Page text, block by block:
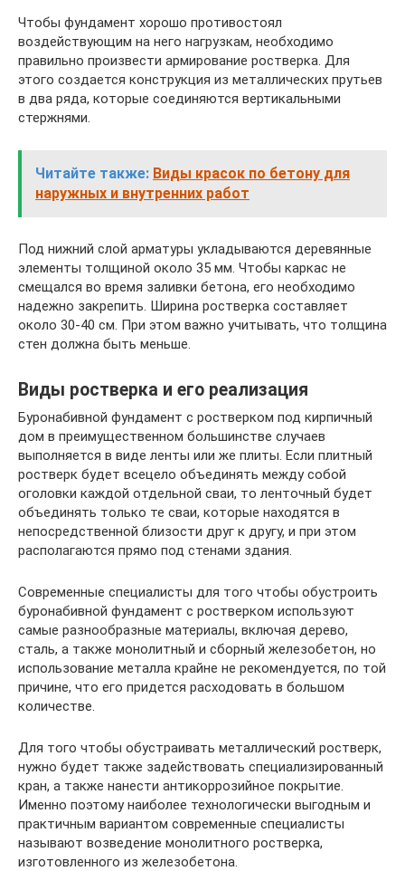
Чтобы фундамент хорошо противостоял
воздействующим на него нагрузкам, необходимо
правильно произвести армирование ростверка. Для
этого создается конструкция из металлических прутьев
в два ряда, которые соединяются вертикальными
стержнями.
Читайте также: Виды красок по бетону для
наружных и внутренних работ
Под нижний слой арматуры укладываются деревянные
элементы толщиной около 35 мм. Чтобы каркас не
смещался во время заливки бетона, его необходимо
надежно закрепить. Ширина ростверка составляет
около 30-40 см. При этом важно учитывать, что толщина
стен должна быть меньше.
Виды ростверка и его реализация
Буронабивной фундамент с ростверком под кирпичный
дом в преимущественном большинстве случаев
выполняется в виде ленты или же плиты. Если плитный
ростверк будет всецело объединять между собой
оголовки каждой отдельной сваи, то ленточный будет
объединять только те сваи, которые находятся в
непосредственной близости друг к другу, и при этом
располагаются прямо под стенами здания.
Современные специалисты для того чтобы обустроить
буронабивной фундамент с ростверком используют
самые разнообразные материалы, включая дерево,
сталь, а также монолитный и сборный железобетон, но
использование металла крайне не рекомендуется, по той
причине, что его придется расходовать в большом
количестве.
Для того чтобы обустраивать металлический ростверк,
нужно будет также задействовать специализированный
кран, а также нанести антикоррозийное покрытие.
Именно поэтому наиболее технологически выгодным и
практичным вариантом современные специалисты
называют возведение монолитного ростверка,
изготовленного из железобетона.